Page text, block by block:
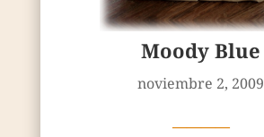
Moody Blue
noviembre 2, 2009
————